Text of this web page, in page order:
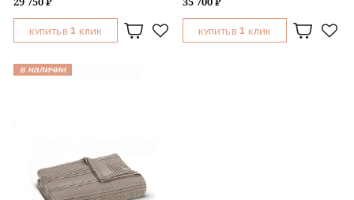
КУПИТЬ В 1 КЛИК КУПИТЬ В 1 КЛИК
в наличии